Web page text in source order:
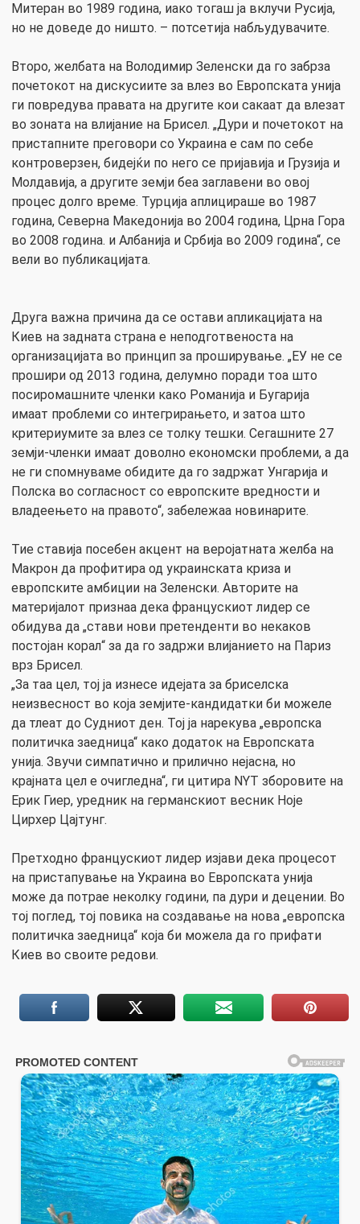
Митеран во 1989 година, иако тогаш ја вклучи Русија,
но не доведе до ништо. – потсетија набљудувачите.
Второ, желбата на Володимир Зеленски да го забрза
почетокот на дискусиите за влез во Европската унија
ги повредува правата на другите кои сакаат да влезат
во зоната на влијание на Брисел. „Дури и почетокот на
пристапните преговори со Украина е сам по себе
контроверзен, бидејќи по него се пријавија и Грузија и
Молдавија, а другите земји беа заглавени во овој
процес долго време. Турција аплицираше во 1987
година, Северна Македонија во 2004 година, Црна Гора
во 2008 година. и Албанија и Србија во 2009 година“, се
вели во публикацијата.
Друга важна причина да се остави апликацијата на
Киев на задната страна е неподготвеноста на
организацијата во принцип за проширување. „ЕУ не се
прошири од 2013 година, делумно поради тоа што
посиромашните членки како Романија и Бугарија
имаат проблеми со интегрирањето, и затоа што
критериумите за влез се толку тешки. Сегашните 27
земји-членки имаат доволно економски проблеми, а да
не ги спомнуваме обидите да го задржат Унгарија и
Полска во согласност со европските вредности и
владеењето на правото“, забележаа новинарите.
Тие ставија посебен акцент на веројатната желба на
Макрон да профитира од украинската криза и
европските амбиции на Зеленски. Авторите на
материјалот признаа дека францускиот лидер се
обидува да „стави нови претенденти во некаков
постојан корал“ за да го задржи влијанието на Париз
врз Брисел.
„За таа цел, тој ја изнесе идејата за бриселска
неизвесност во која земјите-кандидатки би можеле
да тлеат до Судниот ден. Тој ја нарекува „европска
политичка заедница“ како додаток на Европската
унија. Звучи симпатично и прилично нејасна, но
крајната цел е очигледна“, ги цитира NYT зборовите на
Ерик Гиер, уредник на германскиот весник Ноје
Цирхер Цајтунг.
Претходно францускиот лидер изјави дека процесот
на пристапување на Украина во Европската унија
може да потрае неколку години, па дури и децении. Во
тој поглед, тој повика на создавање на нова „европска
политичка заедница“ која би можела да го прифати
Киев во своите редови.